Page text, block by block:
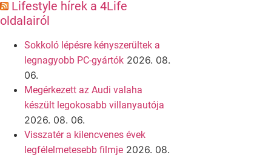
Lifestyle hírek a 4Life
oldalairól
Sokkoló lépésre kényszerültek a
legnagyobb PC-gyártók 2026. 08.
06.
Megérkezett az Audi valaha
készült legokosabb villanyautója
2026. 08. 06.
Visszatér a kilencvenes évek
legfélelmetesebb filmje 2026. 08.